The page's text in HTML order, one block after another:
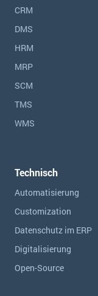
CRM
DMS
HRM
MRP
SCM
TMS
WMS
Technisch
Automatisierung
Customization
Datenschutz im ERP
Digitalisierung
Open-Source